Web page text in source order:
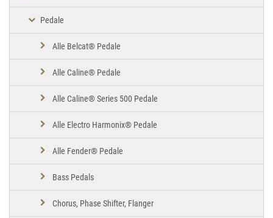
Pedale
Alle Belcat® Pedale
Alle Caline® Pedale
Alle Caline® Series 500 Pedale
Alle Electro Harmonix® Pedale
Alle Fender® Pedale
Bass Pedals
Chorus, Phase Shifter, Flanger